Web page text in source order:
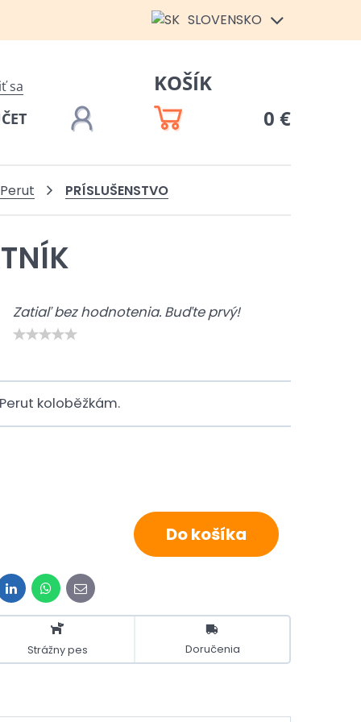
SLOVENSKO
sa
KOŠÍK
0 €
PRÍSLUŠENSTVO
Zatiaľ bez hodnotenia. Buďte prvý!
koloběžkám.
Do košíka
LinkedInWhatsApp
E-
mail
Strážny pes Doručenia